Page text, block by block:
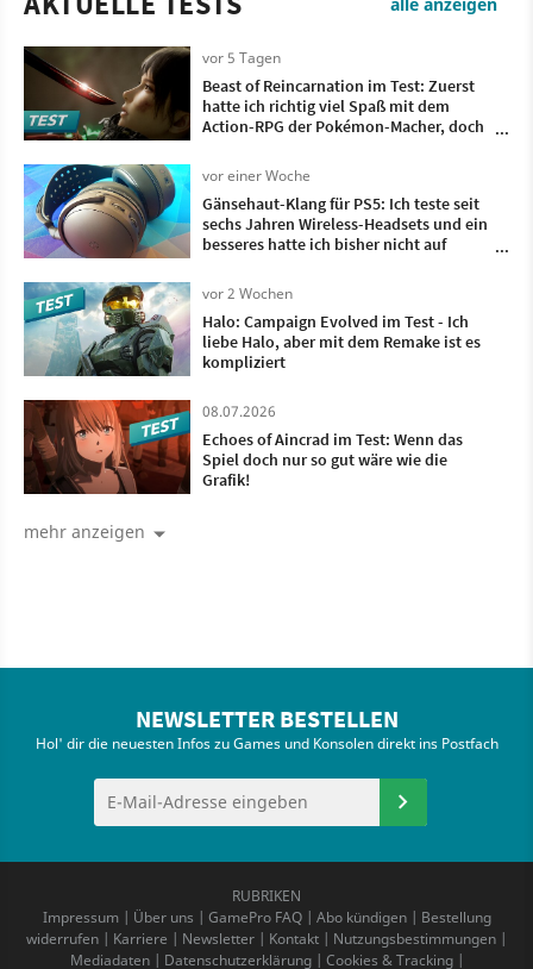
vor 5 Tagen
Beast of Reincarnation im Test: Zuerst
hatte ich richtig viel Spaß mit dem
Action-RPG der Pokémon-Macher, doch
vorbei ist
vor einer Woche
Gänsehaut-Klang für PS5: Ich teste seit
sechs Jahren Wireless-Headsets und ein
besseres hatte ich bisher nicht auf
vor 2 Wochen
Halo: Campaign Evolved im Test - Ich
liebe Halo, aber mit dem Remake ist es
kompliziert
08.07.2026
Echoes of Aincrad im Test: Wenn das
Spiel doch nur so gut wäre wie die
Grafik!
mehr anzeigen
NEWSLETTER BESTELLEN
Hol' dir die neuesten Infos zu Games und Konsolen direkt ins Postfach
RUBRIKEN
Impressum| Über uns | GamePro FAQ| Abo kündigen| Bestellung
widerrufen | Karriere | Newsletter | Kontakt | Nutzungsbestimmungen |
Mediadaten| Datenschutzerklärung| Cookies & Tracking|